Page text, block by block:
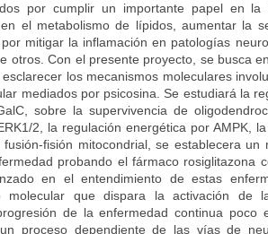
por cumplir un importante papel en
el metabolismo de lípidos, aumentar la
mitigar la inflamación en patologías
otros. Con el presente proyecto, se busca
los mecanismos moleculares
mediados por psicosina. Se estudiará la
sobre la supervivencia de
2, la regulación energética por AMPK,
fusión-fisión mitocondrial, se establecera
probando el fármaco rosiglitazona
en el entendimiento de estas
molecular que dispara la activación
de la enfermedad continua poco
proceso dependiente de las vías de